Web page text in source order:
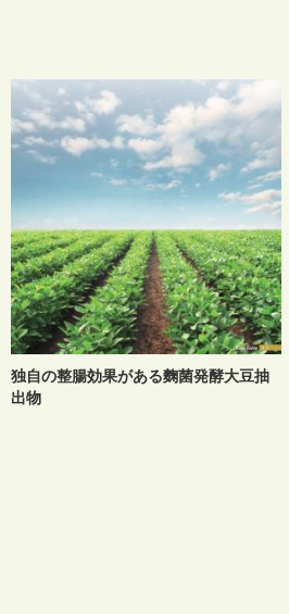
独自の整腸効果がある麴菌発酵大豆抽
出物